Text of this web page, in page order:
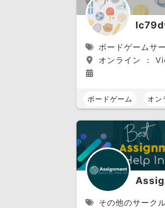
ボードゲームサ
オンライン ：
ボードゲーム オン
その他のサーク